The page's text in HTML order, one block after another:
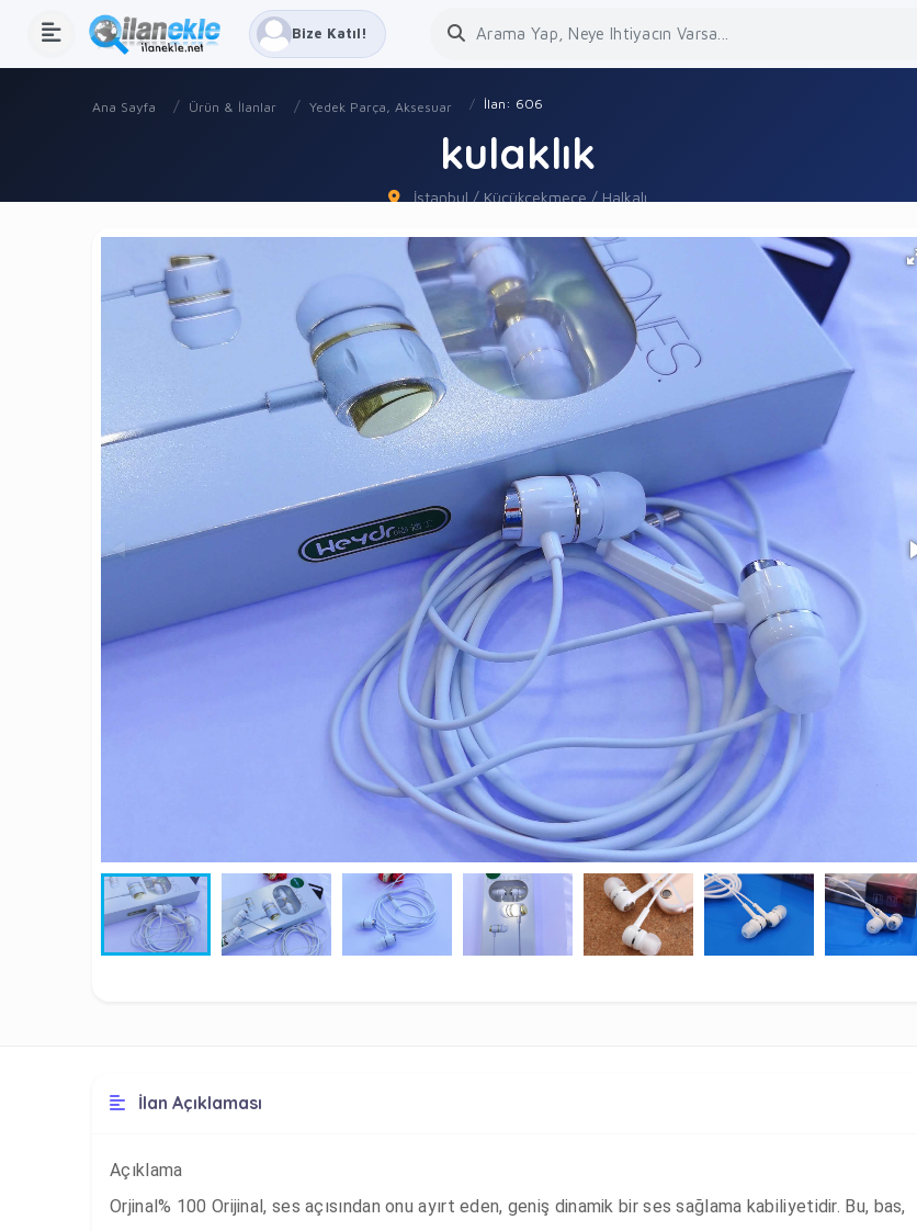
Bize Katıl!
Ana Sayfa Ürün & İlanlar Yedek Parça, Aksesuar İlan: 606
kulaklık
İstanbul / Küçükçekmece / Halkalı
İlan Açıklaması
Açıklama
Orjinal% 100 Orijinal, ses açısından onu ayırt eden, geniş dinamik bir ses sağlama kabiliyetidir. Bu, bas,